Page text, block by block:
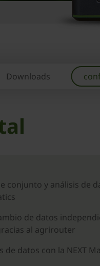
Downloads
conjunto y análisis de
de datos
al agrirouter
de datos con la NEXT